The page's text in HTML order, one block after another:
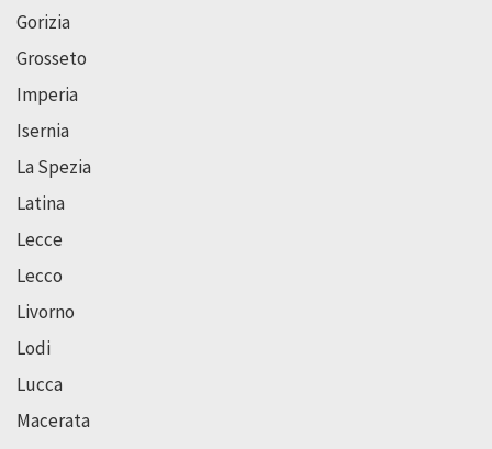
Gorizia
Grosseto
Imperia
Isernia
La Spezia
Latina
Lecce
Lecco
Livorno
Lodi
Lucca
Macerata